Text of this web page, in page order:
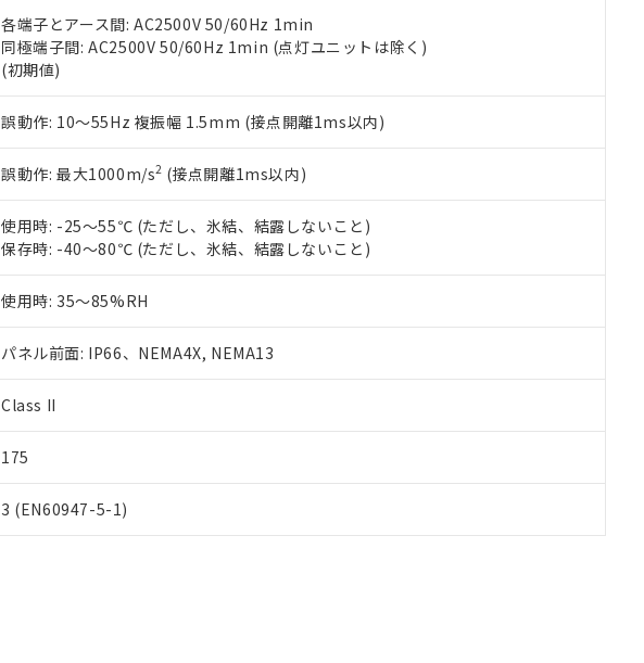
各端子とアース間: AC2500V 50/60Hz 1min
同極端子間: AC2500V 50/60Hz 1min (点灯ユニットは除く)
(初期値)
誤動作: 10～55Hz 複振幅 1.5mm (接点開離1ms以内)
誤動作: 最大1000m/s2 (接点開離1ms以内)
使用時: -25～55℃ (ただし、氷結、結露しないこと)
保存時: -40～80℃ (ただし、氷結、結露しないこと)
使用時: 35～85%RH
パネル前面: IP66、NEMA4X, NEMA13
Class II
175
3 (EN60947-5-1)
り割愛しております。